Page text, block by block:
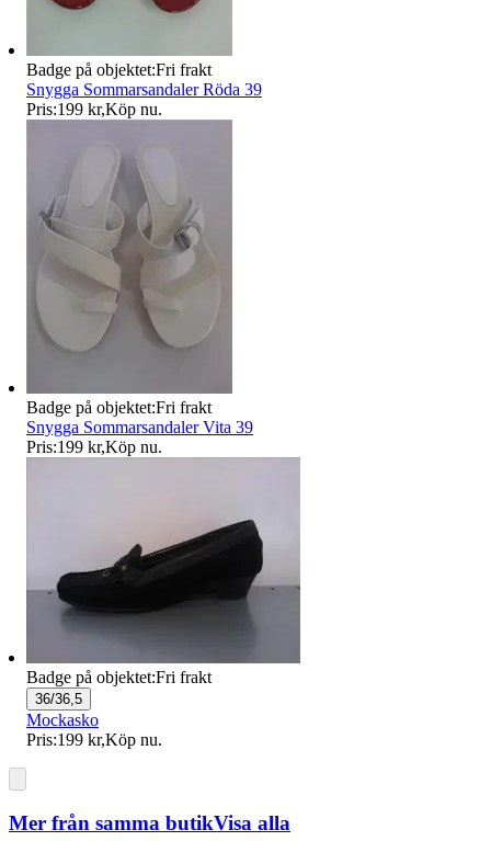
Badge på objektet:Fri frakt
Snygga Sommarsandaler Röda 39
Pris:199 kr,Köp nu.
Badge på objektet:Fri frakt
Snygga Sommarsandaler Vita 39
Pris:199 kr,Köp nu.
Badge på objektet:Fri frakt
36/36,5
Mockasko
Pris:199 kr,Köp nu.
Mer från samma butikVisa alla